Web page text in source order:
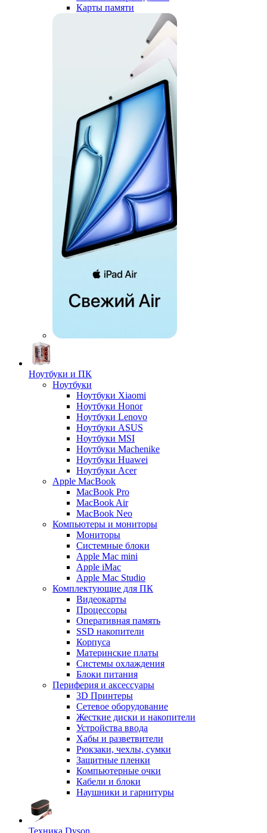
Карты памяти
Ноутбуки и ПК
Ноутбуки
Ноутбуки Xiaomi
Ноутбуки Honor
Ноутбуки Lenovo
Ноутбуки ASUS
Ноутбуки MSI
Ноутбуки Machenike
Ноутбуки Huawei
Ноутбуки Acer
Apple MacBook
MacBook Pro
MacBook Air
MacBook Neo
Компьютеры и мониторы
Мониторы
Системные блоки
Apple Mac mini
Apple iMac
Apple Mac Studio
Комплектующие для ПК
Видеокарты
Процессоры
Оперативная память
SSD накопители
Корпуса
Материнские платы
Системы охлаждения
Блоки питания
Периферия и аксессуары
3D Принтеры
Сетевое оборудование
Жесткие диски и накопители
Устройства ввода
Хабы и разветвители
Рюкзаки, чехлы, сумки
Защитные пленки
Компьютерные очки
Кабели и блоки
Наушники и гарнитуры
Техника Dyson